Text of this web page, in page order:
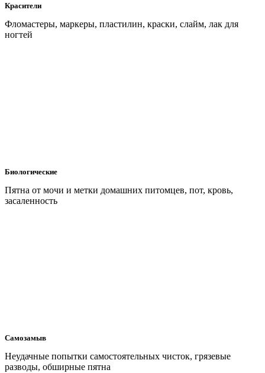
Красители
Фломастеры, маркеры, пластилин, краски, слайм, лак для
ногтей
Биологические
Пятна от мочи и метки домашних питомцев, пот, кровь,
засаленность
Самозамыв
Неудачные попытки самостоятельных чисток, грязевые
разводы, обширные пятна